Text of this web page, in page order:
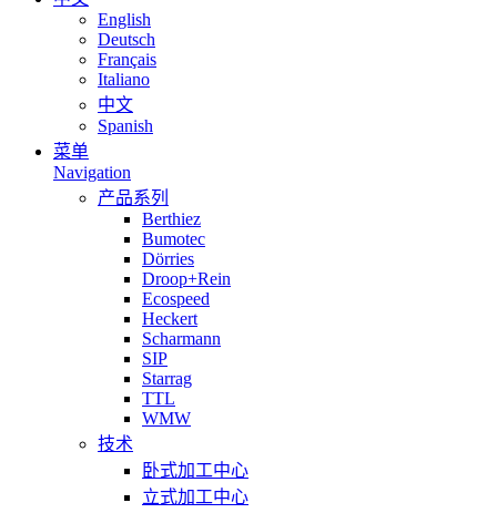
English
Deutsch
Français
Italiano
中文
Spanish
菜单
Navigation
产品系列
Berthiez
Bumotec
Dörries
Droop+Rein
Ecospeed
Heckert
Scharmann
SIP
Starrag
TTL
WMW
技术
卧式加工中心
立式加工中心